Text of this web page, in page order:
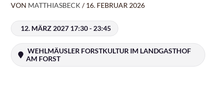
VON MATTHIASBECK / 16. FEBRUAR 2026
12. MÄRZ 2027 17:30 - 23:45
WEHLMÄUSLER FORSTKULTUR IM LANDGASTHOF
AM FORST